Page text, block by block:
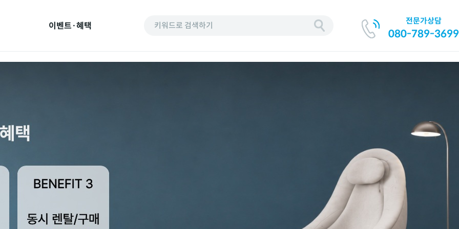
이벤트·혜택 키워드로 검색하기 전문가상담
080-789-3699